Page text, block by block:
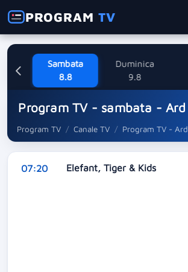
PROGRAMTV
Sambata
8.8
Duminica
9.8
Program TV - sambata - Ard
Program TV Canale TV Program TV - Ard
07:20 Elefant, Tiger & Kids